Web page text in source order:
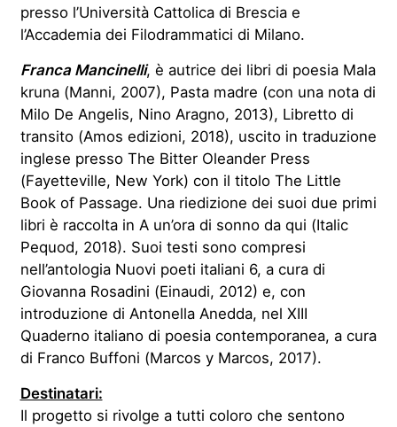
presso l’Università Cattolica di Brescia e
l’Accademia dei Filodrammatici di Milano.
Franca Mancinelli, è autrice dei libri di poesia Mala
kruna (Manni, 2007), Pasta madre (con una nota di
Milo De Angelis, Nino Aragno, 2013), Libretto di
transito (Amos edizioni, 2018), uscito in traduzione
inglese presso The Bitter Oleander Press
(Fayetteville, New York) con il titolo The Little
Book of Passage. Una riedizione dei suoi due primi
libri è raccolta in A un’ora di sonno da qui (Italic
Pequod, 2018). Suoi testi sono compresi
nell’antologia Nuovi poeti italiani 6, a cura di
Giovanna Rosadini (Einaudi, 2012) e, con
introduzione di Antonella Anedda, nel XIII
Quaderno italiano di poesia contemporanea, a cura
di Franco Buffoni (Marcos y Marcos, 2017).
Destinatari:
Il progetto si rivolge a tutti coloro che sentono